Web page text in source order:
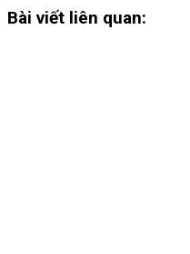
Bài viết liên quan: